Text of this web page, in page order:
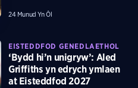
24 Munud Yn Ôl
EISTEDDFOD GENEDLAETHOL
‘Bydd hi’n unigryw’: Aled
Griffiths yn edrych ymlaen
at Eisteddfod 2027